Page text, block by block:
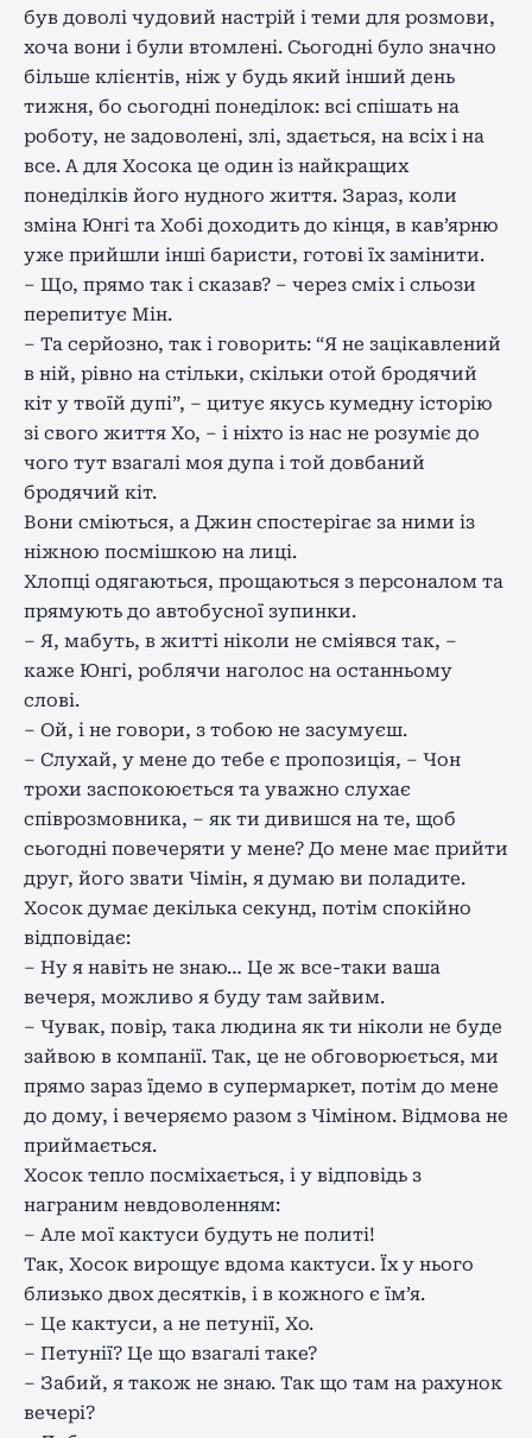
був доволі чудовий настрій і теми для розмови,
хоча вони і були втомлені. Сьогодні було значно
більше клієнтів, ніж у будь який інший день
тижня, бо сьогодні понеділок: всі спішать на
роботу, не задоволені, злі, здається, на всіх і на
все. А для Хосока це один із найкращих
понеділків його нудного життя. Зараз, коли
зміна Юнгі та Хобі доходить до кінця, в кав’ярню
уже прийшли інші баристи, готові їх замінити.
– Що, прямо так і сказав? – через сміх і сльози
перепитує Мін.
– Та серйозно, так і говорить: “Я не зацікавлений
в ній, рівно на стільки, скільки отой бродячий
кіт у твоїй дупі”, – цитує якусь кумедну історію
зі свого життя Хо, – і ніхто із нас не розуміє до
чого тут взагалі моя дупа і той довбаний
бродячий кіт.
Вони сміються, а Джин спостерігає за ними із
ніжною посмішкою на лиці.
Хлопці одягаються, прощаються з персоналом та
прямують до автобусної зупинки.
– Я, мабуть, в житті ніколи не сміявся так, –
каже Юнгі, роблячи наголос на останньому
слові.
– Ой, і не говори, з тобою не засумуєш.
– Слухай, у мене до тебе є пропозиція, – Чон
трохи заспокоюється та уважно слухає
співрозмовника, – як ти дивишся на те, щоб
сьогодні повечеряти у мене? До мене має прийти
друг, його звати Чімін, я думаю ви поладите.
Хосок думає декілька секунд, потім спокійно
відповідає:
– Ну я навіть не знаю… Це ж все-таки ваша
вечеря, можливо я буду там зайвим.
– Чувак, повір, така людина як ти ніколи не буде
зайвою в компанії. Так, це не обговорюється, ми
прямо зараз їдемо в супермаркет, потім до мене
до дому, і вечеряємо разом з Чіміном. Відмова не
приймається.
Хосок тепло посміхається, і у відповідь з
награним невдоволенням:
– Але мої кактуси будуть не политі!
Так, Хосок вирощує вдома кактуси. Їх у нього
близько двох десятків, і в кожного є їм’я.
– Це кактуси, а не петунії, Хо.
– Петунії? Це що взагалі таке?
– Забий, я також не знаю. Так що там на рахунок
вечері?